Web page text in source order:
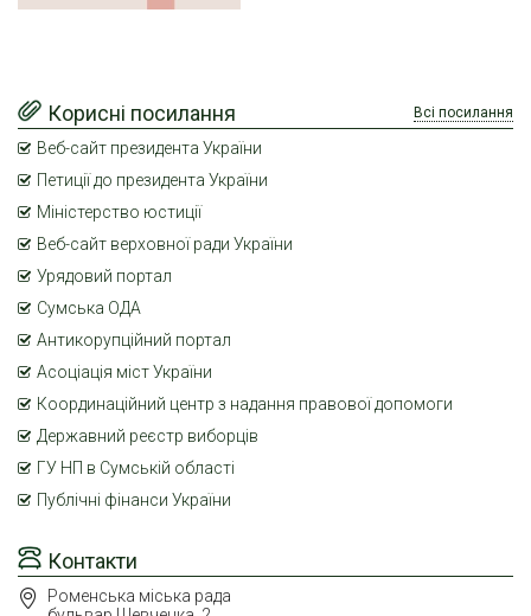
Контакти
Роменська міська рада
Корисні посилання Всі посилання
Веб-сайт президента України
Петиції до президента України
Міністерство юстиції
Веб-сайт верховної ради України
Урядовий портал
Сумська ОДА
Антикорупційний портал
Асоціація міст України
Координаційний центр з надання правової допомоги
Державний реєстр виборців
ГУ НП в Сумській області
Публічні фінанси України